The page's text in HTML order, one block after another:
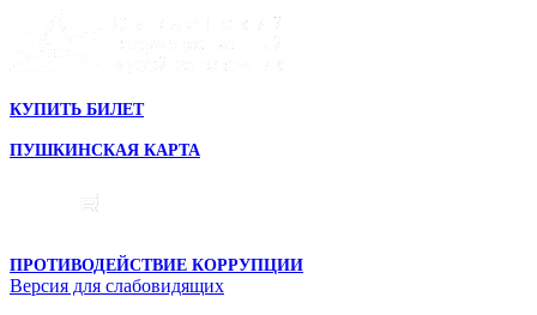
КУПИТЬ БИЛЕТ
ПУШКИНСКАЯ КАРТА
ПРОТИВОДЕЙСТВИЕ КОРРУПЦИИ
Версия для слабовидящих